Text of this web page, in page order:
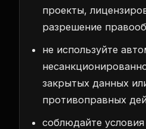
проекты,
разрешение
не используйте
закрытых данных
противоправных
соблюдайте